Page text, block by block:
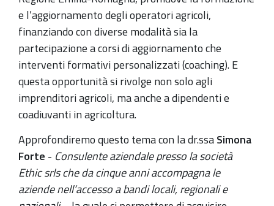
e l’aggiornamento degli operatori agricoli,
finanziando con diverse modalità sia la
partecipazione a corsi di aggiornamento che
interventi formativi personalizzati (coaching). E
questa opportunità si rivolge non solo agli
imprenditori agricoli, ma anche a dipendenti e
coadiuvanti in agricoltura.
Approfondiremo questo tema con la dr.ssaSimona
Forte - Consulente aziendale presso la società
Ethic srls che da cinque anni accompagna le
aziende nell’accesso a bandi locali, regionali e